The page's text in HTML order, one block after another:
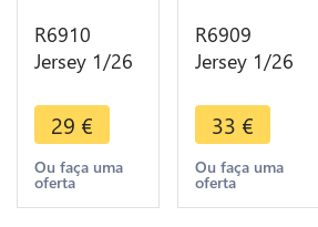
R6910
Jersey 1/26
Victoria
1871 ->
Make offer
29 €
Ou faça uma
oferta
R6909
Jersey 1/26
Victoria
1871 ->
Make offer
33 €
Ou faça uma
oferta